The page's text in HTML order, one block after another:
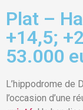
Plat –
+14,5;
53.000
L’hippodrome de
l’occasion d’une